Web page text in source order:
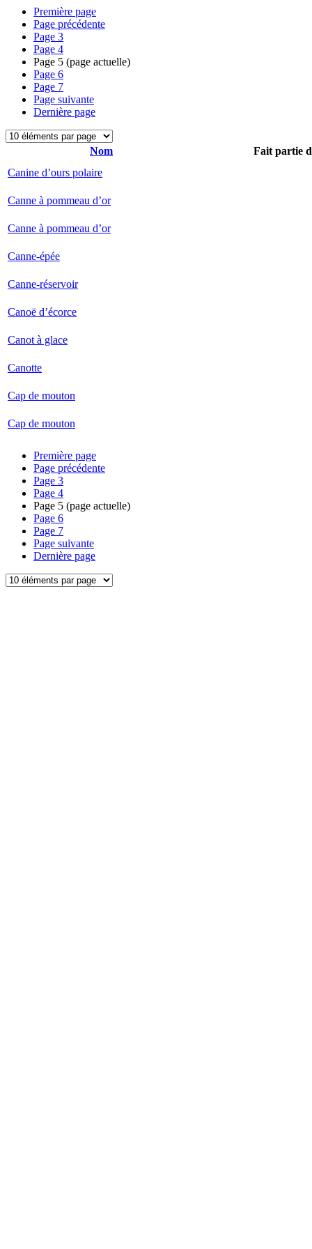
Première page
Page précédente
Page 3
Page 4
Page 5 (page actuelle)
Page 6
Page 7
Page suivante
Dernière page
Nom
Fait partie
Canine d’ours polaire
Canne à pommeau d’or
Canne à pommeau d’or
Canne-épée
Canne-réservoir
Canoë d’écorce
Canot à glace
Canotte
Cap de mouton
Cap de mouton
Première page
Page précédente
Page 3
Page 4
Page 5 (page actuelle)
Page 6
Page 7
Page suivante
Dernière page